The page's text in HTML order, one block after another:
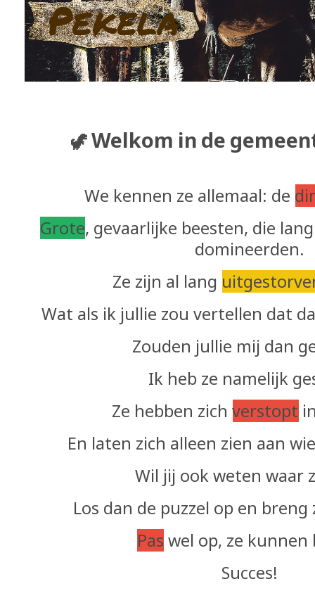
🦖Welkom in de
We kennen ze allemaal: de
Grote, gevaarlijke beesten, die
domineerden.
Ze zijn al lang
Wat als ik jullie zou vertellen dat
Zouden jullie mij dan
Ik heb ze namelijk
Ze hebben zichverstopt
En laten zich alleen zien aan
Wil jij ook weten waar
Los dan de puzzel op en
Pas wel op, ze
Succes!